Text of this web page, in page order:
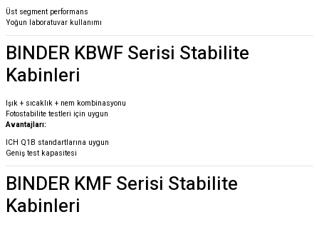
Üst segment performans
Yoğun laboratuvar kullanımı
BINDER KBWF Serisi Stabilite
Kabinleri
Işık + sıcaklık + nem kombinasyonu
Fotostabilite testleri için uygun
Avantajları:
ICH Q1B standartlarına uygun
Geniş test kapasitesi
BINDER KMF Serisi Stabilite
Kabinleri